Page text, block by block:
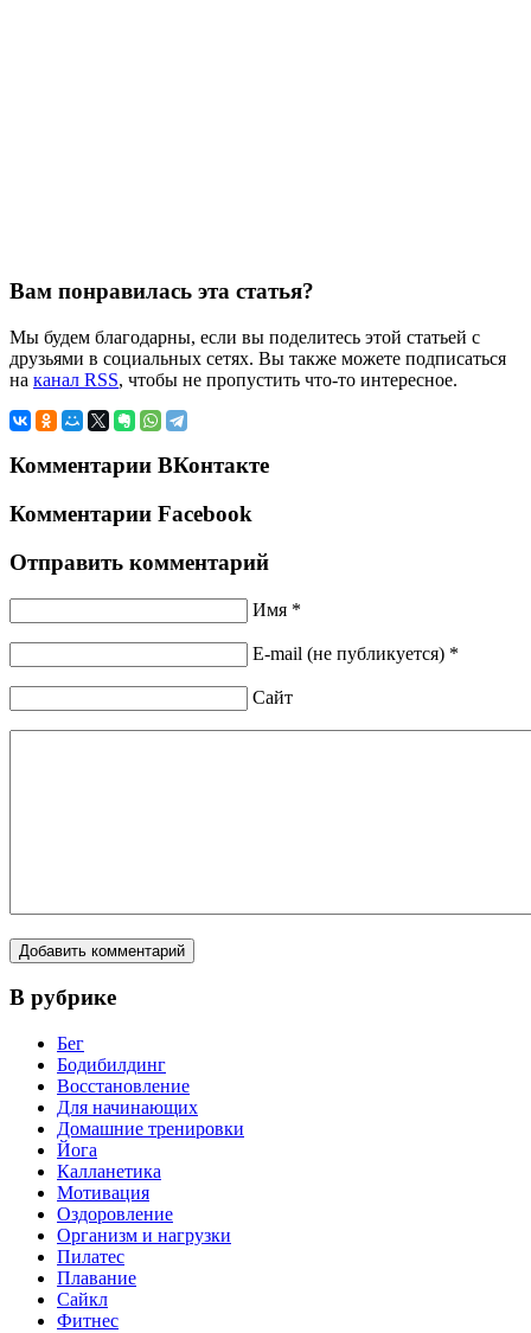
Вам понравилась эта статья?
Мы будем благодарны, если вы поделитесь этой статьей с
друзьями в социальных сетях. Вы также можете подписаться
на канал RSS, чтобы не пропустить что-то интересное.
Комментарии ВКонтакте
Комментарии Facebook
Отправить комментарий
Имя *
E-mail (не публикуется) *
Сайт
В рубрике
Бег
Бодибилдинг
Восстановление
Для начинающих
Домашние тренировки
Йога
Калланетика
Мотивация
Оздоровление
Организм и нагрузки
Пилатес
Плавание
Сайкл
Фитнес